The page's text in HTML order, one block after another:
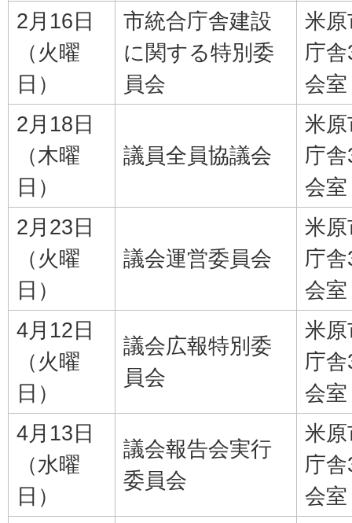
2月16日
（火曜
日）
市統合庁舎建設
に関する特別委
員会
米
庁
会室
2月18日
（木曜
日）
議員全員協議会
米
庁
会室
2月23日
（火曜
日）
議会運営委員会
米
庁
会室
4月12日
（火曜
日）
議会広報特別委
員会
米
庁
会室
4月13日
（水曜
日）
議会報告会実行
委員会
米
庁
会室